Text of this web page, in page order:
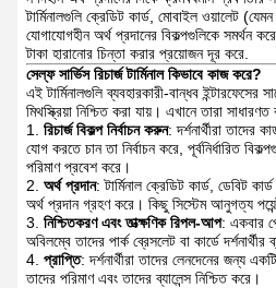
টার্মিনালগুলি ক্রেডিট কার্ড, মোবাইল ওয়ালেট
যোগাযোগহীন অর্থ প্রদানের বিকল্পগুলিকে সমর্থন
টাকা হারানোর চিন্তা করার প্রয়োজন দূর করে.
সেল্ফ সার্ভিস রিচার্জ টার্মিনাল কিভাবে কাজ করে?
এই টার্মিনালগুলি ব্যবহারকারী-বান্ধব ইন্টারফেসের
মিথস্ক্রিয়া নিশ্চিত করা যায়। এখানে তারা
রিচার্জ বিকল্প নির্বাচন করুন: দর্শনার্থীরা তাদের
যোগ করতে চান তা নির্বাচন করে, পূর্বনির্ধারিত
পরিমাণ প্রবেশ করে।
অর্থ প্রদান: টার্মিনাল ক্রেডিট কার্ড, ডেবিট
অর্থ প্রদান গ্রহণ করে। কিছু সিস্টেম আনুগত্য
নিশ্চিতকরণ এবং তাত্ক্ষণিক রিপল-আপ: একবার
অবিলম্বে তাদের পার্ক ব্রেসলেট বা কার্ডে
প্রাপ্তি: দর্শনার্থীরা তাদের লেনদেনের জন্য
তাদের পরিমাণ এবং তাদের ব্যালেন্স নিশ্চিত করে।